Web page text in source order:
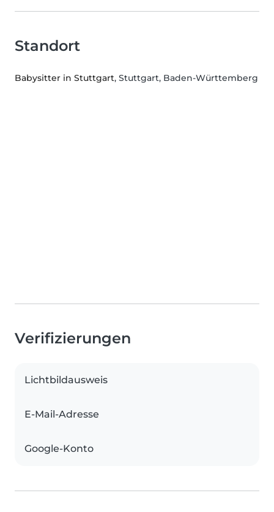
Standort
Babysitter in Stuttgart, Stuttgart, Baden-Württemberg
Verifizierungen
Lichtbildausweis
E-Mail-Adresse
Google-Konto